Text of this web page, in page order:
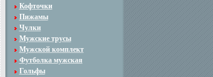
Кофточки
Пижамы
Чулки
Мужские трусы
Мужской комплект
Футболка мужская
Гольфы